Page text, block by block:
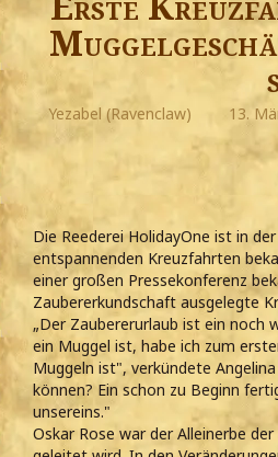
Yezabel (Ravenclaw) 13.
Die Reederei HolidayOne ist in
entspannenden Kreuzfahrten
einer großen Pressekonferenz
Zaubererkundschaft ausgelegte
„Der Zaubererurlaub ist ein noch
ein Muggel ist, habe ich zum
Muggeln ist", verkündete
können? Ein schon zu Beginn
unsereins."
Oskar Rose war der Alleinerbe